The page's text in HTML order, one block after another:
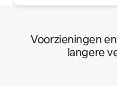
Voorzieningen
langere